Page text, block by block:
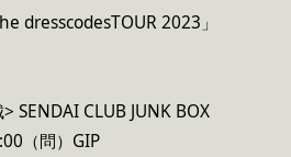
dresscodesTOUR 2023」
SENDAI CLUB JUNK BOX
（問）GIP